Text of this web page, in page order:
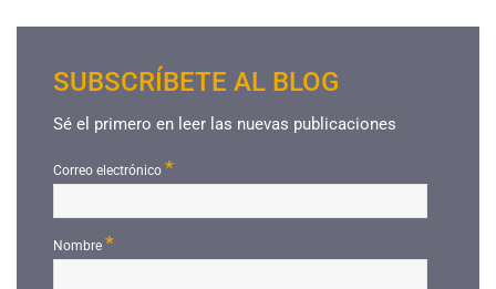
SUBSCRÍBETE AL BLOG
Sé el primero en leer las nuevas publicaciones
Correo electrónico *
Nombre*